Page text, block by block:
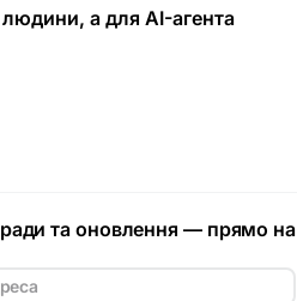
а для AI-агента
та оновлення — прямо на